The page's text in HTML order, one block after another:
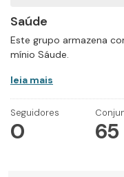
Saúde
Este grupo armazena
mínio Sáude.
leia mais
Seguidores
0 65